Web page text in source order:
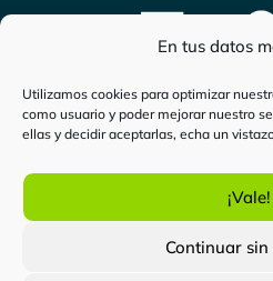
En tus datos
Utilizamos cookies para optimizar
como usuario y poder mejorar nuestro
ellas y decidir aceptarlas, echa un
¡Vale!
Continuar
certificadoelectronico.eses
Todos los derechos